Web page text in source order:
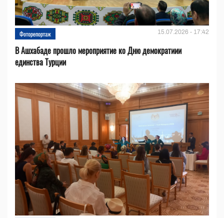
Фоторепортаж 15.07.2026 - 17:42
В Ашхабаде прошло мероприятие ко Дню демократиии
единства Турции